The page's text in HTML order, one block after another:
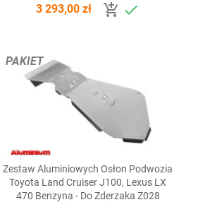
3 293,00 zł  
Szybki podgląd
Zestaw Aluminiowych Osłon Podwozia
Toyota Land Cruiser J100, Lexus LX
470 Benzyna - Do Zderzaka Z028
PAKIET